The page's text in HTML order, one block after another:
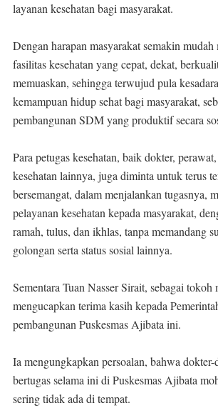
layanan kesehatan bagi masyarakat.
Dengan harapan masyarakat semakin mudah
fasilitas kesehatan yang cepat, dekat,
memuaskan, sehingga terwujud pula
kemampuan hidup sehat bagi masyarakat,
pembangunan SDM yang produktif secara
Para petugas kesehatan, baik dokter,
kesehatan lainnya, juga diminta untuk terus
bersemangat, dalam menjalankan tugasnya,
pelayanan kesehatan kepada masyarakat,
ramah, tulus, dan ikhlas, tanpa memandang
golongan serta status sosial lainnya.
Sementara Tuan Nasser Sirait, sebagai tokoh
mengucapkan terima kasih kepada
pembangunan Puskesmas Ajibata ini.
Ia mengungkapkan persoalan, bahwa
bertugas selama ini di Puskesmas Ajibata
sering tidak ada di tempat.